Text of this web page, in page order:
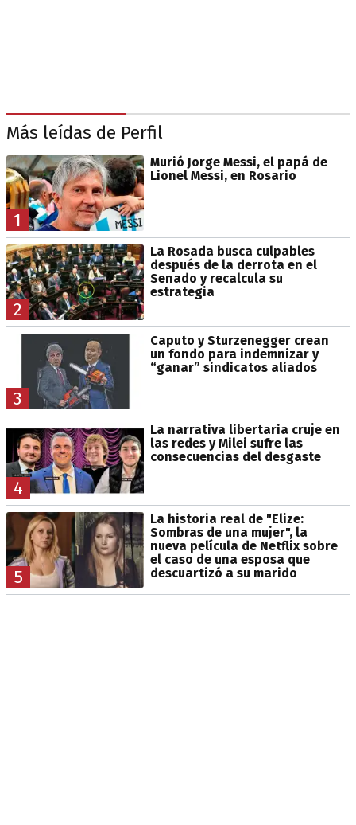
Más leídas de Perfil
1
Murió Jorge Messi, el papá de
Lionel Messi, en Rosario
2
La Rosada busca culpables
después de la derrota en el
Senado y recalcula su
estrategia
3
Caputo y Sturzenegger crean
un fondo para indemnizar y
“ganar” sindicatos aliados
4
La narrativa libertaria cruje en
las redes y Milei sufre las
consecuencias del desgaste
5
La historia real de "Elize:
Sombras de una mujer", la
nueva película de Netflix sobre
el caso de una esposa que
descuartizó a su marido